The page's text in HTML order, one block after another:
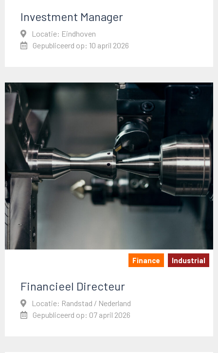
Investment Manager
Locatie: Eindhoven
Gepubliceerd op: 10 april 2026
Finance Industrial
Financieel Directeur
Locatie: Randstad / Nederland
Gepubliceerd op: 07 april 2026